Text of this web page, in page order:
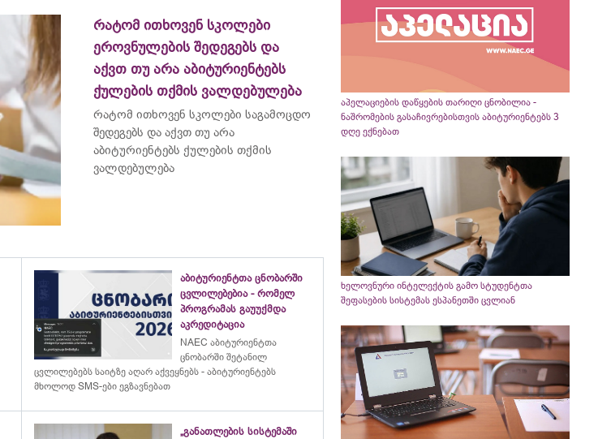
რატომ ითხოვენ სკოლები
ეროვნულების შედეგებს და
აქვთ თუ არა აბიტურიენტებს
ქულების თქმის ვალდებულება
რატომ ითხოვენ სკოლები საგამოცდო
შედეგებს და აქვთ თუ არა
აბიტურიენტებს ქულების თქმის
ვალდებულება
აბიტურიენტთა ცნობარში
ცვლილებებია - რომელ
პროგრამას გაუუქმდა
აკრედიტაცია
NAEC აბიტურიენტთა
ცნობარში შეტანილ
ცვლილებებს საიტზე აღარ აქვეყნებს - აბიტურიენტებს
მხოლოდ SMS-ები ეგზავნებათ
„განათლების სისტემაში
აპელაციების დაწყების თარიღი ცნობილია -
ნაშრომების გასაჩივრებისთვის აბიტურიენტებს 3
დღე ექნებათ
ხელოვნური ინტელექტის გამო სტუდენტთა
შეფასების სისტემას ესპანეთში ცვლიან